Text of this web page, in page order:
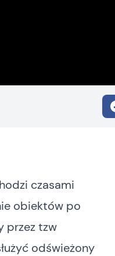
czasami
obiektów po
przez tzw
odświeżony